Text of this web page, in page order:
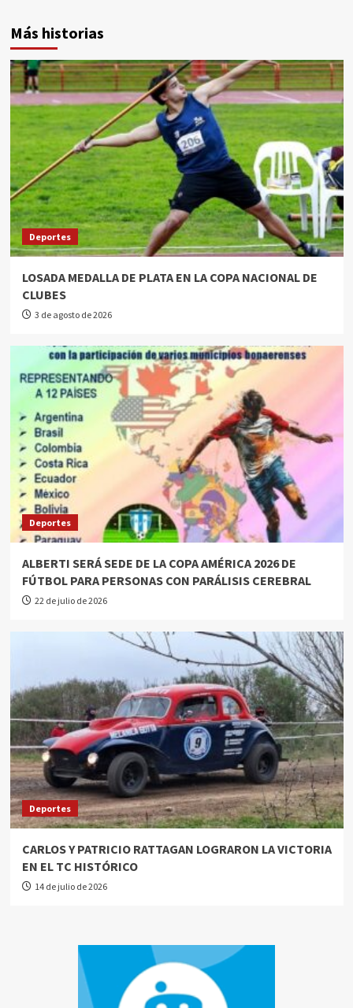
Más historias
Deportes
LOSADA MEDALLA DE PLATA EN LA COPA NACIONAL DE
CLUBES
3 de agosto de 2026
Deportes
ALBERTI SERÁ SEDE DE LA COPA AMÉRICA 2026 DE
FÚTBOL PARA PERSONAS CON PARÁLISIS CEREBRAL
22 de julio de 2026
Deportes
CARLOS Y PATRICIO RATTAGAN LOGRARON LA VICTORIA
EN EL TC HISTÓRICO
14 de julio de 2026